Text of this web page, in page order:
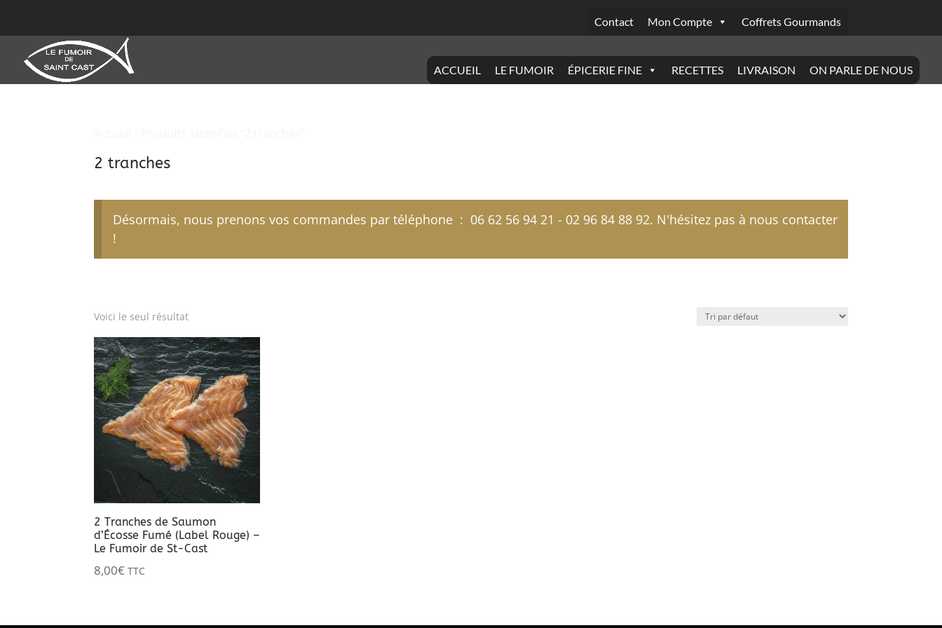
Contact Mon Compte Coffrets Gourmands
ACCUEIL LE FUMOIR ÉPICERIE FINE RECETTES LIVRAISON ON PARLE DE NOUS
2 tranches
Désormais, nous prenons vos commandes par téléphone : 06 62 56 94 21 - 02 96 84 88 92. N'hésitez pas à nous contacter
!
Voici le seul résultat
2 Tranches de Saumon
d’Écosse Fumé (Label Rouge) –
Le Fumoir de St-Cast
8,00€ TTC